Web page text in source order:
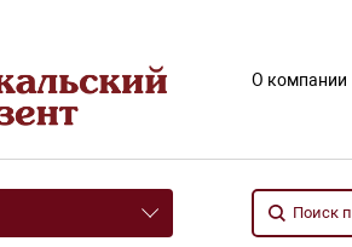
О компании